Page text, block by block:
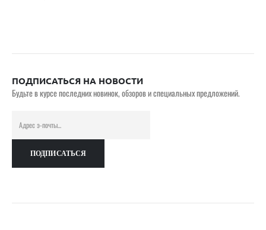
ПОДПИСАТЬСЯ НА НОВОСТИ
Будьте в курсе последних новинок, обзоров и специальных предложений.